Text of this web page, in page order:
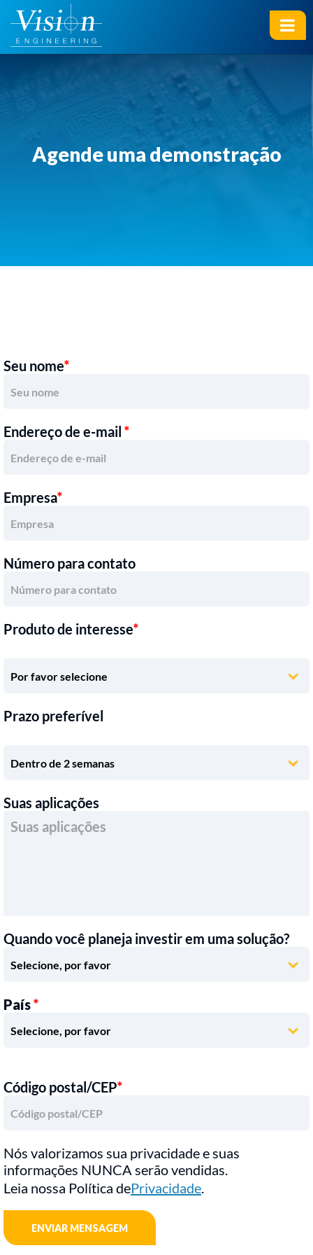
para
Agende uma demonstração
Seu nome*
Endereço de e-mail *
Empresa*
Número para contato
Produto de interesse*
Prazo preferível
Suas aplicações
Quando você planeja investir em uma solução?
País*
Código postal/CEP*
Nós valorizamos sua privacidade e suas
informações NUNCA serão vendidas.
Leia nossa Política dePrivacidade.